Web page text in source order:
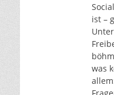
ist –
was